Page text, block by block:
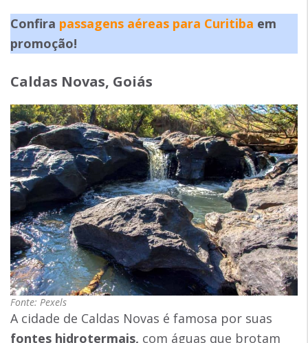
Confira passagens aéreas para Curitiba em
promoção!
Caldas Novas, Goiás
Fonte: Pexels
A cidade de Caldas Novas é famosa por suas
fontes hidrotermais, com águas que brotam